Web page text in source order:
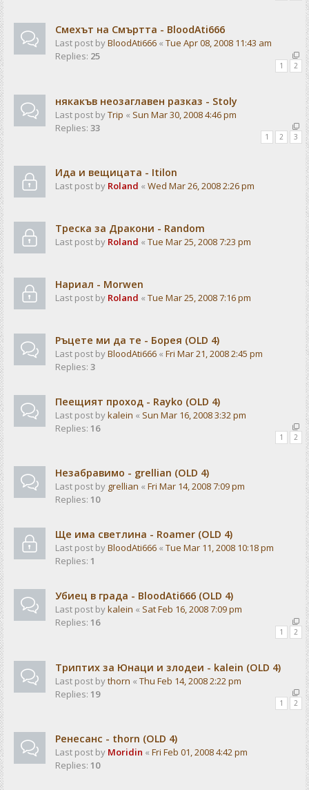
Смехът на Смъртта - BloodAti666
Last post byBloodAti666 « Tue Apr 08, 2008 11:43 am
Replies: 25
1 2
някакъв неозаглавен разказ - Stoly
Last post byTrip « Sun Mar 30, 2008 4:46 pm
Replies: 33
1 2 3
Ида и вещицата - Itilon
Last post by Roland « Wed Mar 26, 2008 2:26 pm
Треска за Дракони - Random
Last post by Roland « Tue Mar 25, 2008 7:23 pm
Нариал - Morwen
Last post by Roland « Tue Mar 25, 2008 7:16 pm
Ръцете ми да те - Борея (OLD 4)
Last post byBloodAti666 « Fri Mar 21, 2008 2:45 pm
Replies: 3
Пеещият проход - Rayko (OLD 4)
Last post bykalein « Sun Mar 16, 2008 3:32 pm
Replies: 16
1 2
Незабравимо - grellian (OLD 4)
Last post by grellian « Fri Mar 14, 2008 7:09 pm
Replies: 10
Ще има светлина - Rоаmer (OLD 4)
Last post byBloodAti666 « Tue Mar 11, 2008 10:18 pm
Replies: 1
Убиец в града - BloodAti666 (OLD 4)
Last post bykalein « Sat Feb 16, 2008 7:09 pm
Replies: 16
1 2
Триптих за Юнаци и злодеи - kalein (OLD 4)
Last post bythorn « Thu Feb 14, 2008 2:22 pm
Replies: 19
1 2
Ренесанс - thorn (OLD 4)
Last post by Moridin « Fri Feb 01, 2008 4:42 pm
Replies: 10